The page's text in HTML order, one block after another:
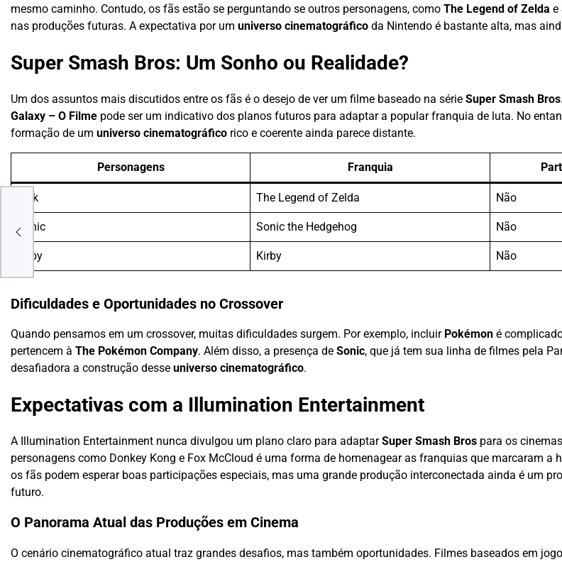
mesmo caminho. Contudo, os fãs estão se perguntando se outros personagens, como The Legend of Zelda e
nas produções futuras. A expectativa por um universo cinematográfico da Nintendo é bastante alta, mas
Super Smash Bros: Um Sonho ou Realidade?
Um dos assuntos mais discutidos entre os fãs é o desejo de ver um filme baseado na série Super Smash Bros
Galaxy – O Filme pode ser um indicativo dos planos futuros para adaptar a popular franquia de luta. No
formação de um universo cinematográfico rico e coerente ainda parece distante.
Personagens Franquia
Link The Legend of Zelda Não
Sonic Sonic the Hedgehog Não
Kirby Kirby Não
Dificuldades e Oportunidades no Crossover
Quando pensamos em um crossover, muitas dificuldades surgem. Por exemplo, incluir Pokémon é
pertencem à The Pokémon Company. Além disso, a presença de Sonic, que já tem sua linha de filmes pela
desafiadora a construção desse universo cinematográfico.
Expectativas com a Illumination Entertainment
A Illumination Entertainment nunca divulgou um plano claro para adaptarSuper Smash Bros para os
personagens como Donkey Kong e Fox McCloud é uma forma de homenagear as franquias que marcaram a
os fãs podem esperar boas participações especiais, mas uma grande produção interconectada ainda é um
futuro.
O Panorama Atual das Produções em Cinema
O cenário cinematográfico atual traz grandes desafios, mas também oportunidades. Filmes baseados em